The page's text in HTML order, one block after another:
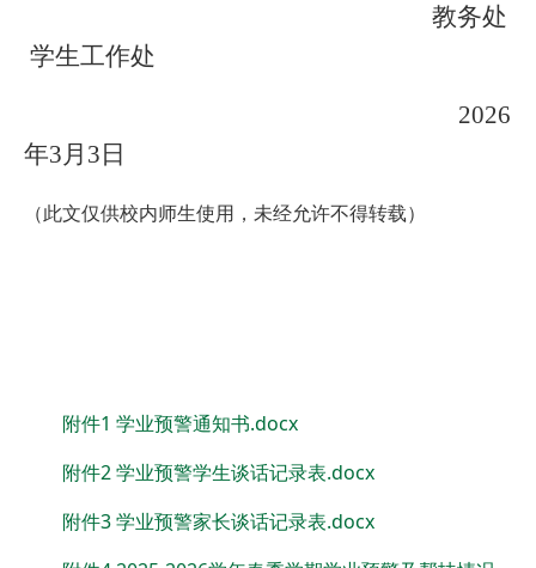
教务处
学生工作处
2026
年3月3日
（此文仅供校内师生使用，未经允许不得转载）
附件1 学业预警通知书.docx
附件2 学业预警学生谈话记录表.docx
附件3 学业预警家长谈话记录表.docx